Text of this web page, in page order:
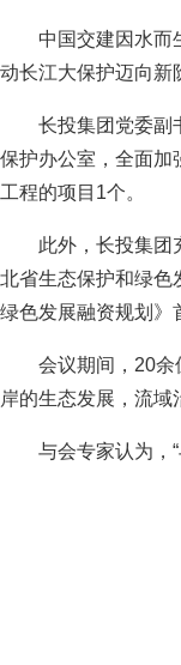
中国交建因水而生
动长江大保护迈向新
长投集团党委副书
保护办公室，全面加
工程的项目1个。
此外，长投集团充
北省生态保护和绿色
绿色发展融资规划》
会议期间，20余位
岸的生态发展，流
与会专家认为，“